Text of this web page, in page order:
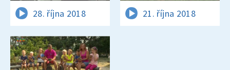
28. října 2018 21. října 2018